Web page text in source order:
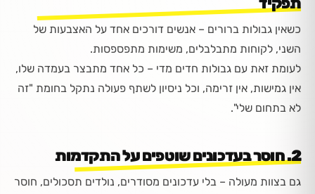
כשאין גבולות ברורים – אנשים דורכים אחד על האצבעות של
השני, לקוחות מתבלבלים, משימות מתפספסות.
לעומת זאת עם גבולות חדים מדי – כל אחד מתבצר בעמדה שלו,
אין גמישות, אין זרימה, וכל ניסיון לשתף פעולה נתקל בחומת "זה
לא בתחום שלי".
2. חוסר בעדכונים שוטפים על התקדמות
גם בצוות מעולה – בלי עדכונים מסודרים, נולדים תסכולים, חוסר